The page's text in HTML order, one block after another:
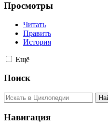
Просмотры
Читать
Править
История
Ещё
Поиск
Навигация